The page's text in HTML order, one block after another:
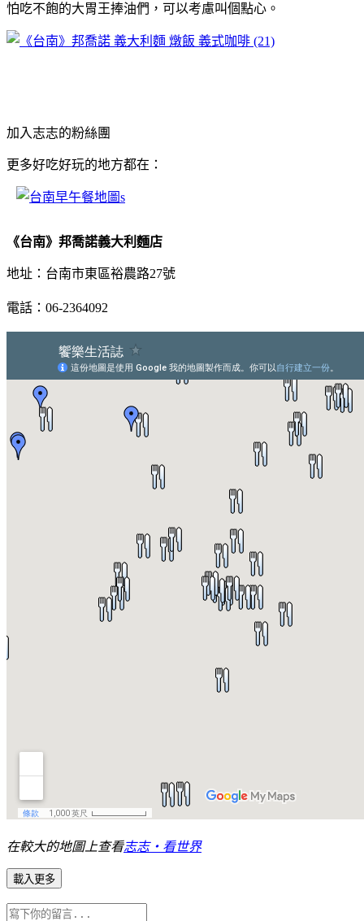
怕吃不飽的大胃王捧油們，可以考慮叫個點心。
加入志志的粉絲團
更多好吃好玩的地方都在：
《台南》邦喬諾義大利麵店
地址：台南市東區裕農路27號
電話：06-2364092
在較大的地圖上查看志志‧看世界
載入更多